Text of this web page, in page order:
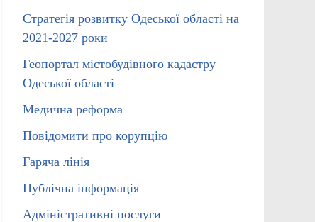
Стратегія розвитку Одеської області на
2021-2027 роки
Геопортал містобудівного кадастру
Одеської області
Медична реформа
Повідомити про корупцію
Гаряча лінія
Публічна інформація
Адміністративні послуги